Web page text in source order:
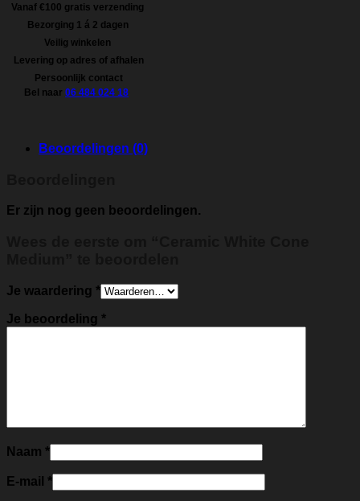
Vanaf €100 gratis verzending
Bezorging 1 á 2 dagen
Veilig winkelen
Levering op adres of afhalen
Persoonlijk contact
Bel naar 06 484 024 18
Beoordelingen (0)
Er zijn nog geen beoordelingen.
Je waardering *
Je beoordeling *
Naam *
E-mail *